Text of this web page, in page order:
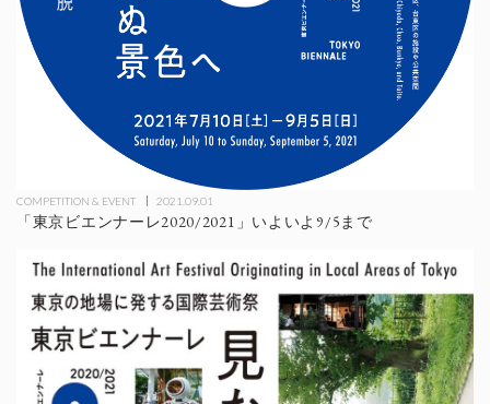
COMPETITION & EVENT 2021.09.01
「東京ビエンナーレ2020/2021」いよいよ9/5まで